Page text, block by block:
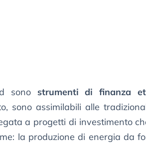
sono strumenti di finanza
sono assimilabili alle
a progetti di investimento
la produzione di energia da